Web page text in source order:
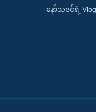
နော်သဇင်ရဲ့ Vlog